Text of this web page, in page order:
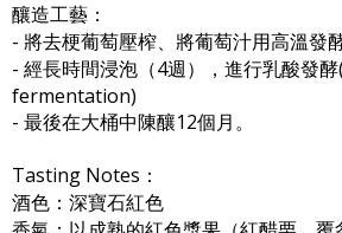
釀造工藝：
- 將去梗葡萄壓榨、將葡萄汁用高溫發
- 經長時間浸泡（4週），進行乳酸發
fermentation)
- 最後在大桶中陳釀12個月。
Tasting Notes：
酒色：深寶石紅色